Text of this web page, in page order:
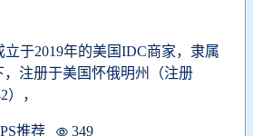
立于2019年的美国IDC商家， 隶属
，注册于美国怀俄明州（注册
），
推荐 349